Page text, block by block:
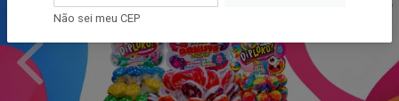
Não sei meu CEP